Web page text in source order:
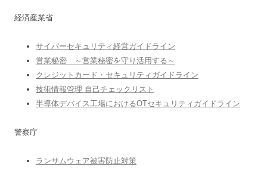
経済産業省
サイバーセキュリティ経営ガイドライン
営業秘密 ～営業秘密を守り活用する～
クレジットカード・セキュリティガイドライン
技術情報管理 自己チェックリスト
半導体デバイス工場におけるOTセキュリティガイドライン
警察庁
ランサムウェア被害防止対策